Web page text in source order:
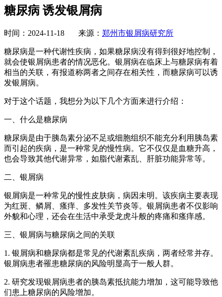
糖尿病 诱发银屑病
时间：2024-11-18 来源： 郑州市银屑病研究所
糖尿病是一种代谢性疾病，如果糖尿病没有得到很好地控制，
就会使银屑病患者的情况恶化。银屑病在临床上与糖尿病有着
相当的关联，有报道称两者之间存在相关性，而糖尿病可以诱
发银屑病。
对于这个话题，我想分为以下几个方面来进行介绍：
一、什么是糖尿病
糖尿病是由于胰岛素分泌不足或细胞组织不能充分利用胰岛素
而引起的疾病，是一种常见的慢性病。它不仅仅是血糖升高，
也会导致其他代谢异常，如脂代谢紊乱、肝脏功能异常等。
二、银屑病
银屑病是一种常见的慢性皮肤病，病因未明。该疾病主要表现
为红斑、鳞屑、瘙痒、多发性关节炎等。银屑病患者不仅影响
外貌和心理，还会在生活中承受龙虎斗般的疼痛和瘙痒感。
三、银屑病与糖尿病之间的关联
1. 银屑病和糖尿病都是常见的代谢紊乱疾病，两者经常并存。
银屑病患者罹患糖尿病的风险明显高于一般人群。
2. 研究发现银屑病患者的胰岛素抵抗能力增加，这可能导致他
们患上糖尿病的风险增加。